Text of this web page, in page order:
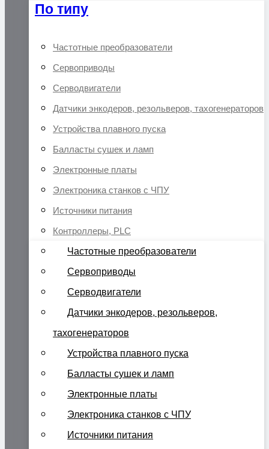
По типу
Частотные преобразователи
Сервоприводы
Серводвигатели
Датчики энкодеров, резольверов, тахогенераторов
Устройства плавного пуска
Балласты сушек и ламп
Электронные платы
Электроника станков с ЧПУ
Источники питания
Контроллеры, PLC
Частотные преобразователи
Сервоприводы
Серводвигатели
Датчики энкодеров, резольверов,
тахогенераторов
Устройства плавного пуска
Балласты сушек и ламп
Электронные платы
Электроника станков с ЧПУ
Источники питания